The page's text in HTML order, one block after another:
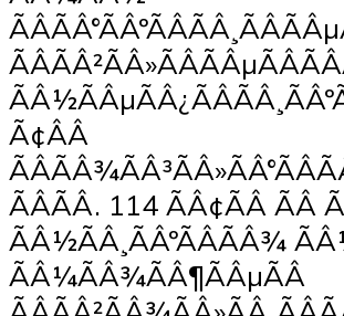
Ã¢ÂÂ
ÃÂÃÂ. 114 ÃÂ¢ÃÂ ÃÂ
ÃÂ½ÃÂ¸ÃÂºÃÂÃÂ¾
ÃÂ¼ÃÂ¾ÃÂ¶ÃÂµÃÂ